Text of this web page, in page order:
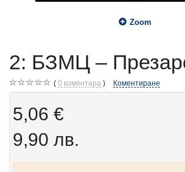
Zoom
2: БЗМЦ –
0 коментара Коментиране
5,06 €
9,90 лв.